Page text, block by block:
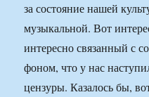
за состояние нашей
музыкальной. Вот
интересно связанный с
фоном, что у нас
цензуры. Казалось бы,